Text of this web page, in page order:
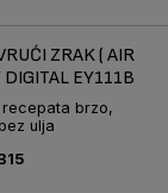
ZRAK ( AIR
DIGITAL EY111B
brzo,
ulja